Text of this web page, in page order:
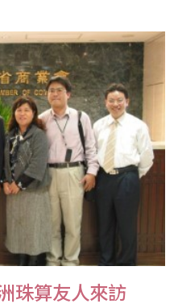
珠算友人來訪